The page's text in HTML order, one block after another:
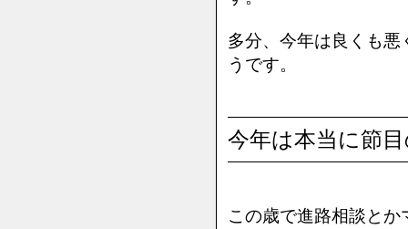
多分、今年は良くも
うです。
今年は本当に節
この歳で進路相談とか